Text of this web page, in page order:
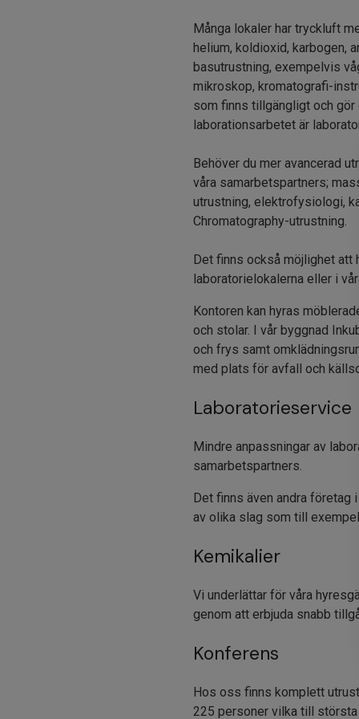
Många lokaler har tryckluft
helium, koldioxid, karbogen,
basutrustning, exempelvis
mikroskop, kromatografi-
som finns tillgängligt och
laborationsarbetet är
Behöver du mer avancerad
våra samarbetspartners;
utrustning, elektrofysiologi,
Chromatography-utrustning.
Det finns också möjlighet att
laboratorielokalerna eller i
Kontoren kan hyras
och stolar. I vår byggnad
och frys samt
med plats för avfall och
Laboratorieservice
Mindre anpassningar av
samarbetspartners.
Det finns även andra företag
av olika slag som till exempel
Kemikalier
Vi underlättar för våra
genom att erbjuda snabb
Konferens
Hos oss finns komplett
225 personer vilka till